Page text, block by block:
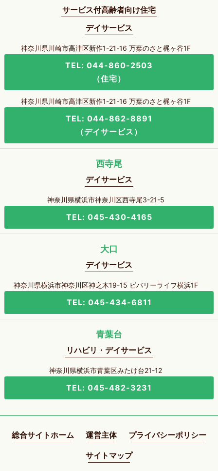
サービス付高齢者向け住宅
デイサービス
神奈川県川崎市高津区新作1-21-16 万葉のさと梶ヶ谷1F
TEL: 044-860-2503
（住宅）
神奈川県川崎市高津区新作1-21-16 万葉のさと梶ヶ谷1F
TEL: 044-862-8891
（デイサービス）
西寺尾
デイサービス
神奈川県横浜市神奈川区西寺尾3-21-5
TEL: 045-430-4165
大口
デイサービス
神奈川県横浜市神奈川区神之木19-15 ビバリーライフ横浜1F
TEL: 045-434-6811
青葉台
リハビリ・デイサービス
神奈川県横浜市青葉区みたけ台21-12
TEL: 045-482-3231
総合サイトホーム 運営主体 プライバシーポリシー
サイトマップ